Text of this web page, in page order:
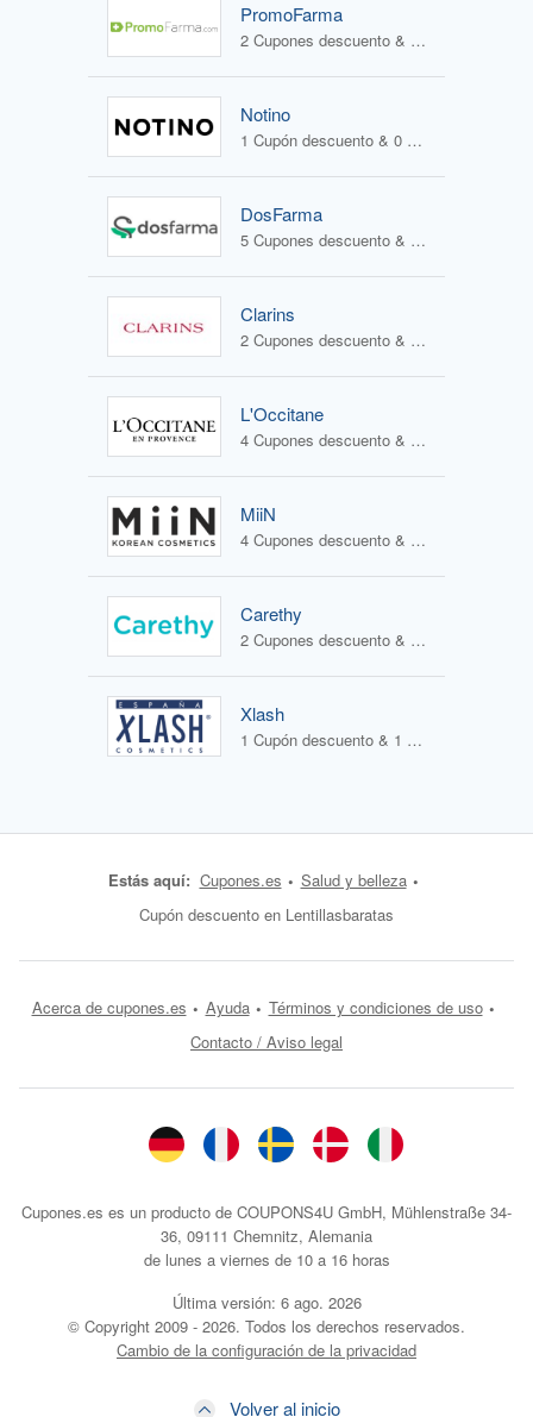
PromoFarma
2 Cupones descuento & 2 Ofertas
Notino
1 Cupón descuento & 0 Ofertas
DosFarma
5 Cupones descuento & 1 Oferta
Clarins
2 Cupones descuento & 1 Oferta
L'Occitane
4 Cupones descuento & 2 Ofertas
MiiN
4 Cupones descuento & 3 Ofertas
Carethy
2 Cupones descuento & 1 Oferta
Xlash
1 Cupón descuento & 1 Oferta
Estás aquí: Cupones.es
Salud y belleza
Cupón descuento en Lentillasbaratas
Acerca de cupones.es Ayuda
Términos y condiciones de uso
Contacto / Aviso legal
Cupones.es es un producto de COUPONS4U GmbH, Mühlenstraße 34-
36, 09111 Chemnitz, Alemania
de lunes a viernes de 10 a 16 horas
Última versión: 6 ago. 2026
© Copyright 2009 - 2026. Todos los derechos reservados.
Cambio de la configuración de la privacidad
Volver al inicio